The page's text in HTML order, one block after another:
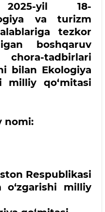
2025-yil 18-
va turizm
tezkor
boshqaruv
tadbirlari
bilan Ekologiya
milliy qo‘mitasi
nomi:
Respublikasi
milliy